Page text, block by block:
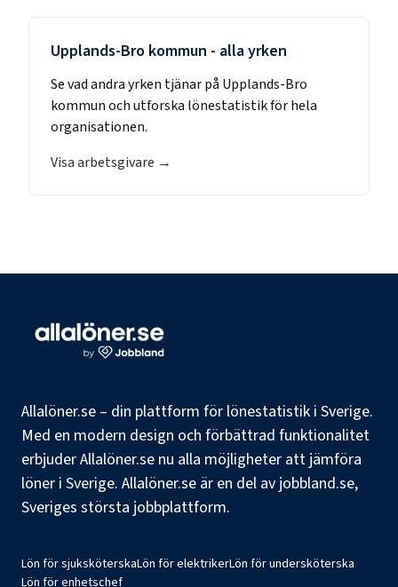
Upplands-Bro kommun - alla yrken
Se vad andra yrken tjänar på Upplands-Bro
kommunoch utforska lönestatistik för hela
organisationen.
Visa arbetsgivare →
Allalöner.se – din plattform för lönestatistik i Sverige.
Med en modern design och förbättrad funktionalitet
erbjuder Allalöner.se nu alla möjligheter att jämföra
löner i Sverige. Allalöner.se är en del av jobbland.se,
Sveriges största jobbplattform.
Lön för sjuksköterskaLön för elektrikerLön för undersköterska
Lön för enhetschef